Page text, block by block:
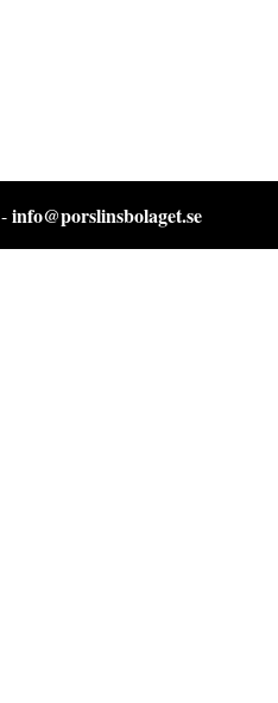
-info@porslinsbolaget.se